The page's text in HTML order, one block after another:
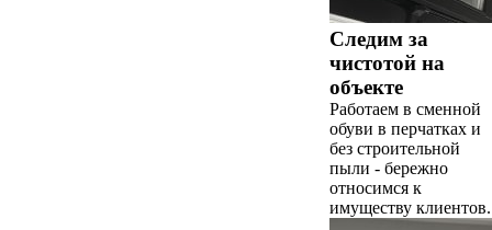
Следим за
чистотой на
объекте
Работаем в сменной
обуви в перчатках и
без строительной
пыли - бережно
относимся к
имуществу клиентов.